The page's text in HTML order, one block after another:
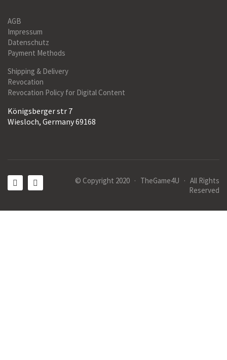
AGB
Impressum
Datenschutz
Payment Methods
Shipping & Delivery
Revocation
Revocation Policy for Digital Content
Königsberger str 7
Wiesloch, Germany 69168
© Copyright 2020 · TheGame4U · All Rights
Reserved